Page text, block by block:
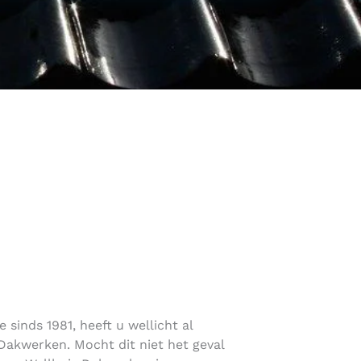
sinds 1981, heeft u wellicht al
Mocht dit niet het geval